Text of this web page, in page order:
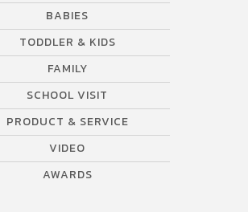
ษต่างๆ ที่ลงตัว…ขอบอกดูเพลินตั้งแต่ต้นจนจบ
ญภัยสุดอลังการ นอกจากได้ชมการแสดง
ปบุกถึงหลังม่านได้ร่วมพูดคุยกับผู้จัดและนักแสดง
ราต้องร้องว้าวกับความอลังการตั้งแต่ฉากแสงสี
โอที่ประกอบไปด้วยแผงจอวิดีโอจำนวน 230 […]
BABIES
TODDLER & KIDS
FAMILY
SCHOOL VISIT
PRODUCT & SERVICE
VIDEO
AWARDS